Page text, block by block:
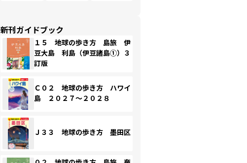
新刊ガイドブック
１５ 地球の歩き方 島旅 伊
豆大島 利島（伊豆諸島①）３
訂版
Ｃ０２ 地球の歩き方 ハワイ
島 ２０２７～２０２８
Ｊ３３ 地球の歩き方 墨田区